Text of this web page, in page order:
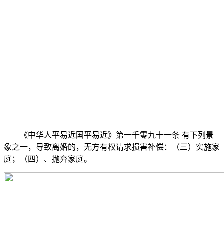
《中华人平易近国平易近》第一千零九十一条 有下列景
象之一，导致离婚的，无方有权请求损害补偿：（三）实施家
庭；（四）、抛弃家庭。